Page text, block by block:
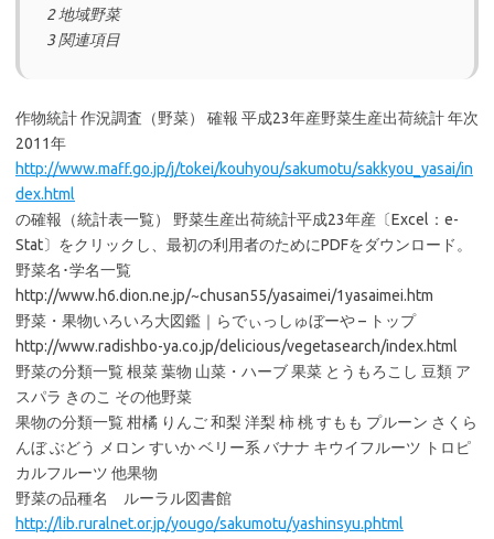
2 地域野菜
3 関連項目
作物統計 作況調査（野菜） 確報 平成23年産野菜生産出荷統計 年次
2011年
http://www.maff.go.jp/j/tokei/kouhyou/sakumotu/sakkyou_yasai/in
dex.html
の確報（統計表一覧） 野菜生産出荷統計平成23年産〔Excel：e-
Stat〕をクリックし、最初の利用者のためにPDFをダウンロード。
野菜名･学名一覧
http://www.h6.dion.ne.jp/~chusan55/yasaimei/1yasaimei.htm
野菜・果物いろいろ大図鑑｜らでぃっしゅぼーや – トップ
http://www.radishbo-ya.co.jp/delicious/vegetasearch/index.html
野菜の分類一覧 根菜 葉物 山菜・ハーブ 果菜 とうもろこし 豆類 ア
スパラ きのこ その他野菜
果物の分類一覧 柑橘 りんご 和梨 洋梨 柿 桃 すもも プルーン さくら
んぼ ぶどう メロン すいか ベリー系 バナナ キウイフルーツ トロピ
カルフルーツ 他果物
野菜の品種名 ルーラル図書館
http://lib.ruralnet.or.jp/yougo/sakumotu/yashinsyu.phtml